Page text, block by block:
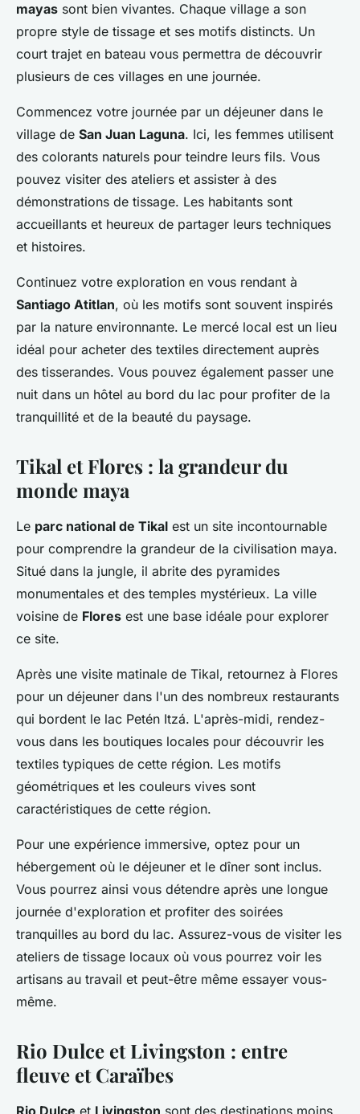
mayas sont bien vivantes. Chaque village a son
propre style de tissage et ses motifs distincts. Un
court trajet en bateau vous permettra de découvrir
plusieurs de ces villages en une journée.
Commencez votre journée par un déjeuner dans le
village de San Juan Laguna. Ici, les femmes utilisent
des colorants naturels pour teindre leurs fils. Vous
pouvez visiter des ateliers et assister à des
démonstrations de tissage. Les habitants sont
accueillants et heureux de partager leurs techniques
et histoires.
Continuez votre exploration en vous rendant à
Santiago Atitlan, où les motifs sont souvent inspirés
par la nature environnante. Le mercé local est un lieu
idéal pour acheter des textiles directement auprès
des tisserandes. Vous pouvez également passer une
nuit dans un hôtel au bord du lac pour profiter de la
tranquillité et de la beauté du paysage.
Tikal et Flores : la grandeur du
monde maya
Le parc national de Tikal est un site incontournable
pour comprendre la grandeur de la civilisation maya.
Situé dans la jungle, il abrite des pyramides
monumentales et des temples mystérieux. La ville
voisine de Flores est une base idéale pour explorer
ce site.
Après une visite matinale de Tikal, retournez à Flores
pour un déjeuner dans l'un des nombreux restaurants
qui bordent le lac Petén Itzá. L'après-midi, rendez-
vous dans les boutiques locales pour découvrir les
textiles typiques de cette région. Les motifs
géométriques et les couleurs vives sont
caractéristiques de cette région.
Pour une expérience immersive, optez pour un
hébergement où le déjeuner et le dîner sont inclus.
Vous pourrez ainsi vous détendre après une longue
journée d'exploration et profiter des soirées
tranquilles au bord du lac. Assurez-vous de visiter les
ateliers de tissage locaux où vous pourrez voir les
artisans au travail et peut-être même essayer vous-
même.
Rio Dulce et Livingston : entre
fleuve et Caraïbes